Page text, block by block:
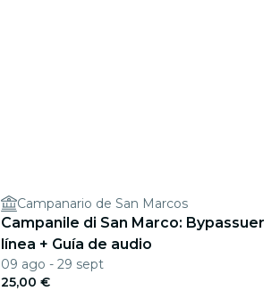
Campanario de San Marcos
Campanile di San Marco: Bypassuer
línea + Guía de audio
09 ago - 29 sept
25,00 €